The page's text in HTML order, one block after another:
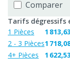
Comparer
Tarifs dégressifs
1 Pièces
2 - 3 Pièces
4+ Pièces
1
1
1